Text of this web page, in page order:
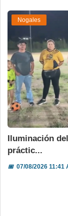
Nogales
Iluminación
práctic...
📅07/08/2026 11:41